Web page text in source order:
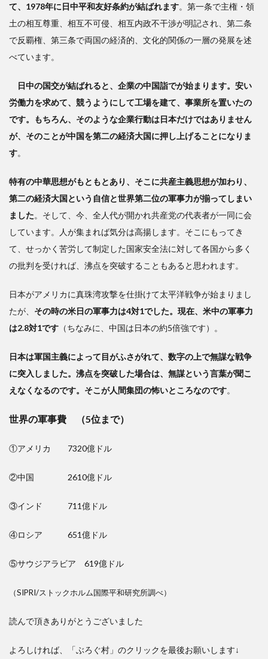
て、1978年に日中平和友好条約が結ばれます。第一条で主権・領
土の相互尊重、相互不可侵、相互内政不干渉が明記され、第二条
で反覇権、第三条で両国の経済的、文化的関係の一層の発展を述
べています。
日中の国交が結ばれると、企業の中国詣でが始まります。安い
労働力を求めて、競うようにして工場を建て、事業所を置いたの
です。もちろん、そのような企業行動は日本だけではありません
が、そのことが中国を第二の経済大国に押し上げることになりま
す。
特有の中華思想がもともとあり、そこに共産主義思想が加わり、
第二の経済大国という自信と世界第二位の軍事力が揃ってしまい
ました。そして、今、全人代が開かれ共産党の代表者が一同に会
しています。人が集まれば気分は高揚します。そこにもってき
て、せっかく苦労して制定した国家安全法に対して各国から多く
の批判を受ければ、沸点を突破することもあると思われます。
日本がアメリカに真珠湾攻撃を仕掛けて太平洋戦争が始まりまし
たが、 その時の米日の軍事力は4対1でした。現在、米中の軍事力
は2.8対1です （ちなみに、中国は日本の約5倍強です）。
日本は軍国主義によって目がふさがれて、数字の上で無謀な戦争
に突入しました。沸点を突破した場合は、無謀という言葉が聞こ
えなくなるのです。そこが人間集団の怖いところなのです。
世界の軍事費 （5位まで）
①アメリカ 7320億ドル
②中国 2610億ドル
③インド 711億ドル
④ロシア 651億ドル
⑤サウジアラビア 619億ドル
（SIPRI/ストックホルム国際平和研究所調べ）
読んで頂きありがとうございました
よろしければ、「ぶろぐ村」のクリックを最後お願いします↓